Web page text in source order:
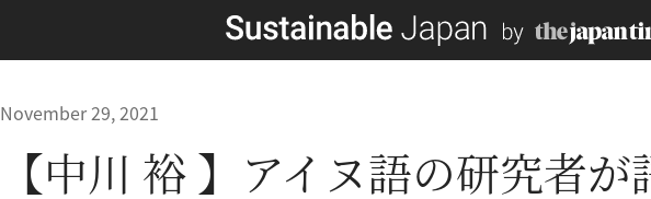
November 29, 2021
【中川 裕 】アイヌ語の研究者が